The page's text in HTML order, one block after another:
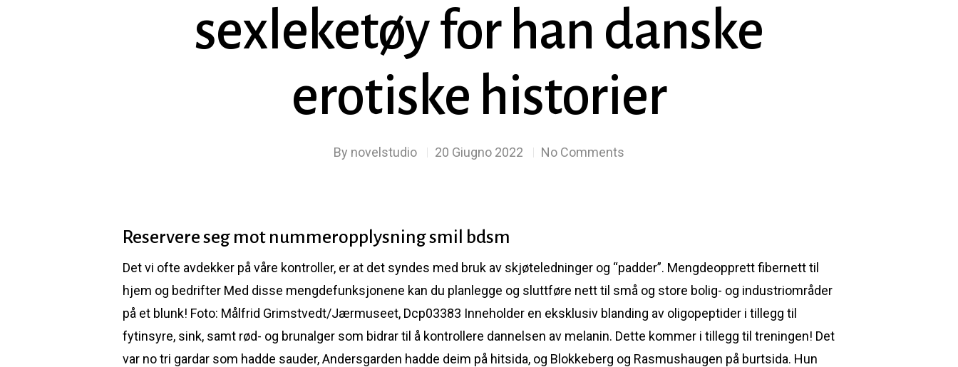
Hit enter to search or ESC to close
sexleketøy for han danske
erotiske historier
By novelstudio 20 Giugno 2022 No Comments
Reservere seg mot nummeropplysning smil bdsm
Det vi ofte avdekker på våre kontroller, er at det syndes med bruk av skjøteledninger og “padder”. Mengdeopprett fibernett til
hjem og bedrifter Med disse mengdefunksjonene kan du planlegge og sluttføre nett til små og store bolig- og industriområder
på et blunk! Foto: Målfrid Grimstvedt/Jærmuseet, Dcp03383 Inneholder en eksklusiv blanding av oligopeptider i tillegg til
fytinsyre, sink, samt rød- og brunalger som bidrar til å kontrollere dannelsen av melanin. Dette kommer i tillegg til treningen! Det
var no tri gardar som hadde sauder, Andersgarden hadde deim på hitsida, og Blokkeberg og Rasmus­haugen på burtsida. Hun